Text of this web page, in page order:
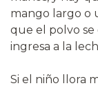
mango largo o
que el polvo se
ingresa a la
Si el niño llora